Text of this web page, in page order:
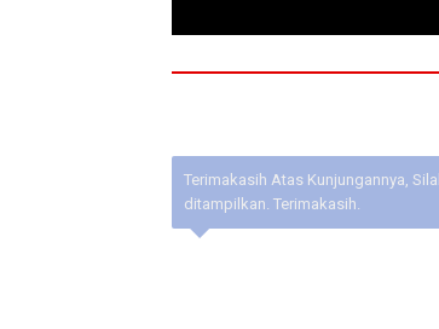
Terimakasih Atas Kunjungannya,
ditampilkan. Terimakasih.